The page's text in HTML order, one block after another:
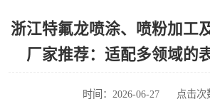
浙江特氟龙喷涂、喷粉加工
厂家推荐：适配多领域的
时间：2026-06-27 点击次